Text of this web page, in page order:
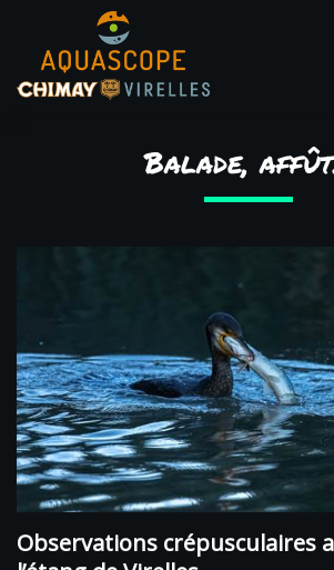
Balade,
Observations crépusculaires